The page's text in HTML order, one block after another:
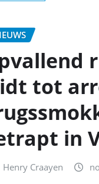
tot
in
Henry Craayen